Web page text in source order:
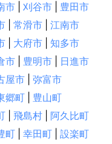
市 刈谷市
豊田市
常滑市
江南市
大府市
知多市
市 豊明市
日進市
屋市
弥富市
郷町
豊山町
飛島村
阿久比町
町 幸田町
設楽町